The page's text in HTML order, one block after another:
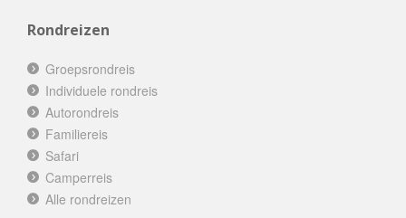
Rondreizen
Groepsrondreis
Individuele rondreis
Autorondreis
Familiereis
Safari
Camperreis
Alle rondreizen